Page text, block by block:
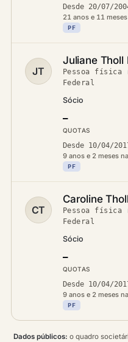
Desde 20/07/
21 anos e 11
PF
JT
Juliane Tholl
Pessoa física
Federal
Sócio
—
QUOTAS
Desde 10/04/
9 anos e 2 meses
PF
CT
Caroline
Pessoa física
Federal
Sócio
—
QUOTAS
Desde 10/04/
9 anos e 2 meses
PF
Dados públicos: o quadro